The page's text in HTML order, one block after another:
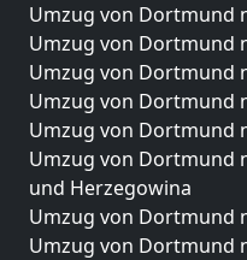
Umzug von Dortmund
Umzug von Dortmund
Umzug von Dortmund
Umzug von Dortmund
Umzug von Dortmund
Umzug von Dortmund
und Herzegowina
Umzug von Dortmund
Umzug von Dortmund